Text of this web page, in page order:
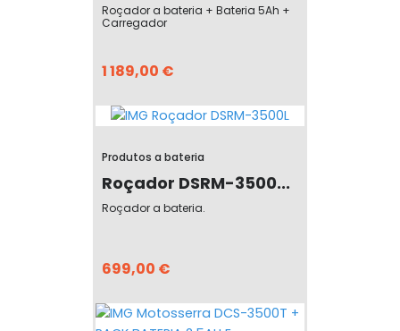
Roçador a bateria + Bateria 5Ah +
Carregador
1 189,00 €
Produtos a bateria
Roçador DSRM-3500...
Roçador a bateria.
699,00 €